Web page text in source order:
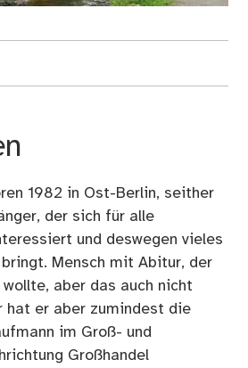
1982 in Ost-Berlin, seither
der sich für alle
und deswegen vieles
Mensch mit Abitur, der
aber das auch nicht
hat er aber zumindest die
im Groß- und
Großhandel